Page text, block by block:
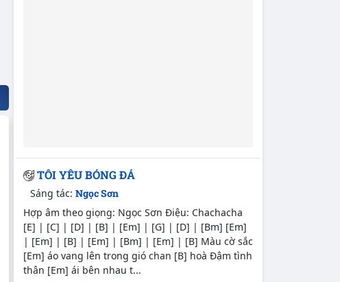
TÔI YÊU BÓNG ĐÁ
Sáng tác:Ngọc Sơn
Hợp âm theo giọng: Ngọc Sơn Điệu: Chachacha
[E] | [C] | [D] | [B] | [Em] | [G] | [D] | [Bm] [Em]
| [Em] | [B] | [Em] | [Bm] | [Em] | [B] Màu cờ sắc
[Em] áo vang lên trong gió chan [B] hoà Đậm tình
thân [Em] ái bên nhau t...